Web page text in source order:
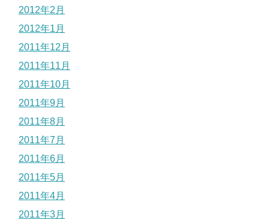
2012年2月
2012年1月
2011年12月
2011年11月
2011年10月
2011年9月
2011年8月
2011年7月
2011年6月
2011年5月
2011年4月
2011年3月